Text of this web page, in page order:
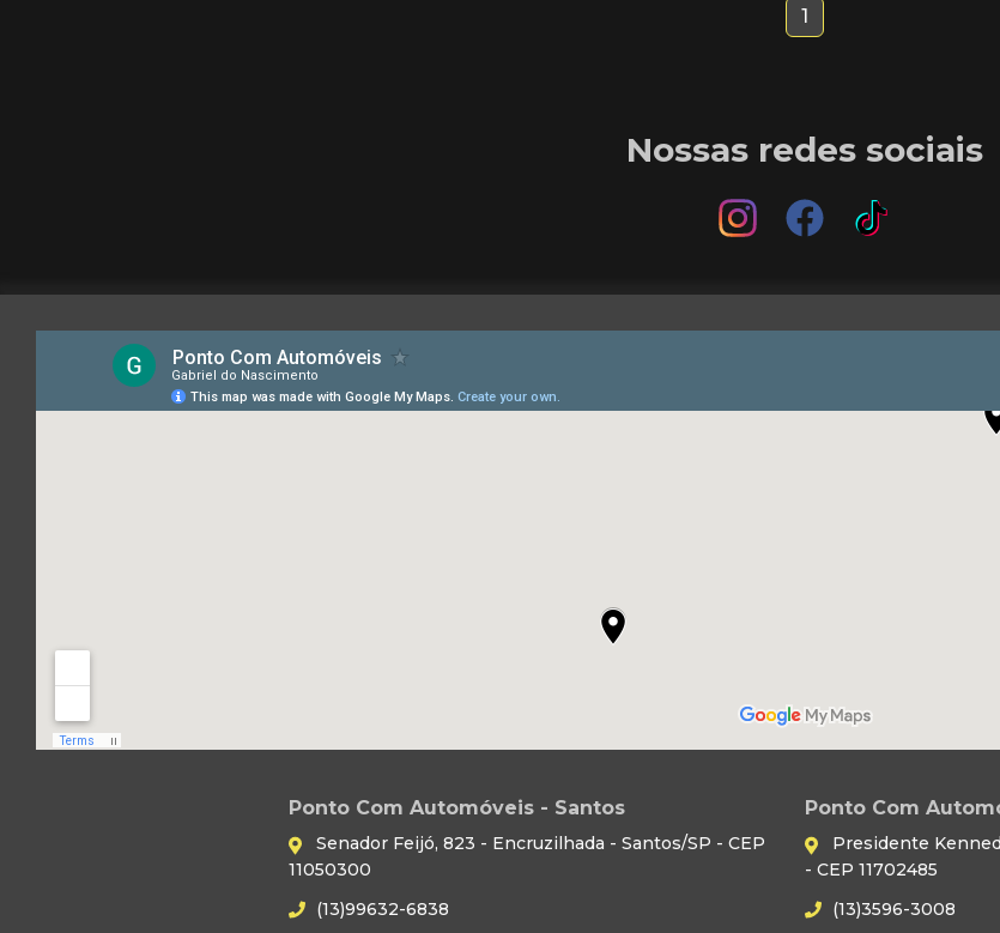
1
Nossas redes sociais
Ponto Com Automóveis - Santos
Senador Feijó, 823 - Encruzilhada - Santos/SP - CEP
11050300
(13)99632-6838
Ponto Com
Presidente
- CEP 11702485
(13)3596-3008